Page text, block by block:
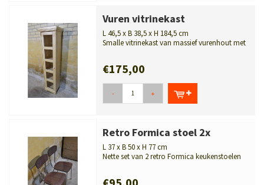
Vuren vitrinekast
L 46,5 x B 38,5 x H 184,5 cm
Smalle vitrinekast van massief vurenhout met
€175,00
- +
Retro Formica stoel 2x
L 37 x B 50 x H 77 cm
Nette set van 2 retro Formica keukenstoelen